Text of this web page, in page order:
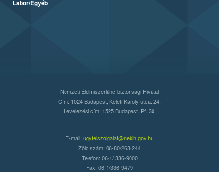
Labor/Egyéb
Nemzeti Élelmiszerlánc-biztonsági Hivatal
Cím: 1024 Budapest, Keleti Károly utca. 24.
Levelezési cím: 1525 Budapest. Pf. 30.
E-mail: ugyfelszolgalat@nebih.gov.hu
Zöld szám: 06-80/263-244
Telefon: 06-1/ 336-9000
Fax: 06-1/336-9479